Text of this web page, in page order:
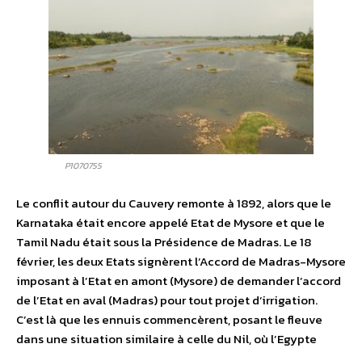
P1070755
Le conflit autour du Cauvery remonte à 1892, alors que le
Karnataka était encore appelé Etat de Mysore et que le
Tamil Nadu était sous la Présidence de Madras. Le 18
février, les deux Etats signèrent l’Accord de Madras-Mysore
imposant à l’Etat en amont (Mysore) de demander l’accord
de l’Etat en aval (Madras) pour tout projet d’irrigation.
C’est là que les ennuis commencèrent, posant le fleuve
dans une situation similaire à celle du Nil, où l’Egypte